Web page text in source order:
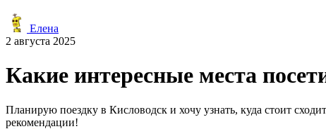
Елена
2 августа 2025
Какие интересные места
Планирую поездку в Кисловодск и хочу узнать, куда стоит
рекомендации!